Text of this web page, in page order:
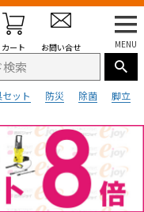
MENU
ット 防災 除菌
脚立
カート お問い合せ